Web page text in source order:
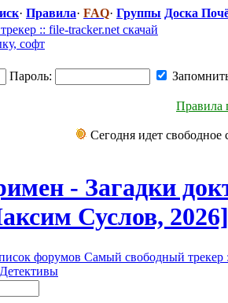
· Правила· FAQ· Группы Доска
Пароль:
Правила
Сегодня идет свободное
- Загадки
Суслов, 2026]
форумов Самый свободный трекер
Детективы